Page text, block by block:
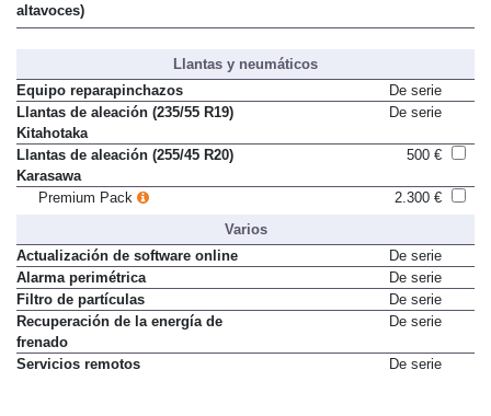
altavoces)
Llantas y neumáticos
Equipo reparapinchazos
De serie
Llantas de aleación (235/55 R19)
Kitahotaka
De serie
Llantas de aleación (255/45 R20)
Karasawa
500 €
Premium Pack
2.300 €
Varios
Actualización de software online
De serie
Alarma perimétrica
De serie
Filtro de partículas
De serie
Recuperación de la energía de
frenado
De serie
Servicios remotos De serie